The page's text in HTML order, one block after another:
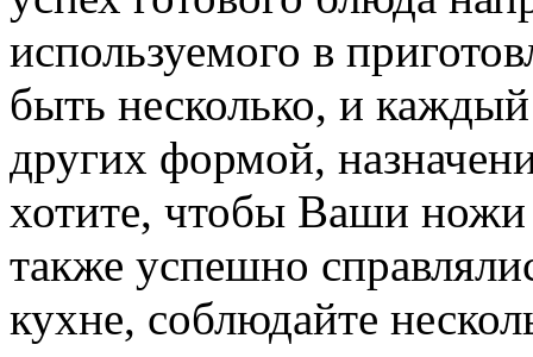
используемого в
быть несколько, и
других формой,
хотите, чтобы Ваши
также успешно
кухне, соблюдайте